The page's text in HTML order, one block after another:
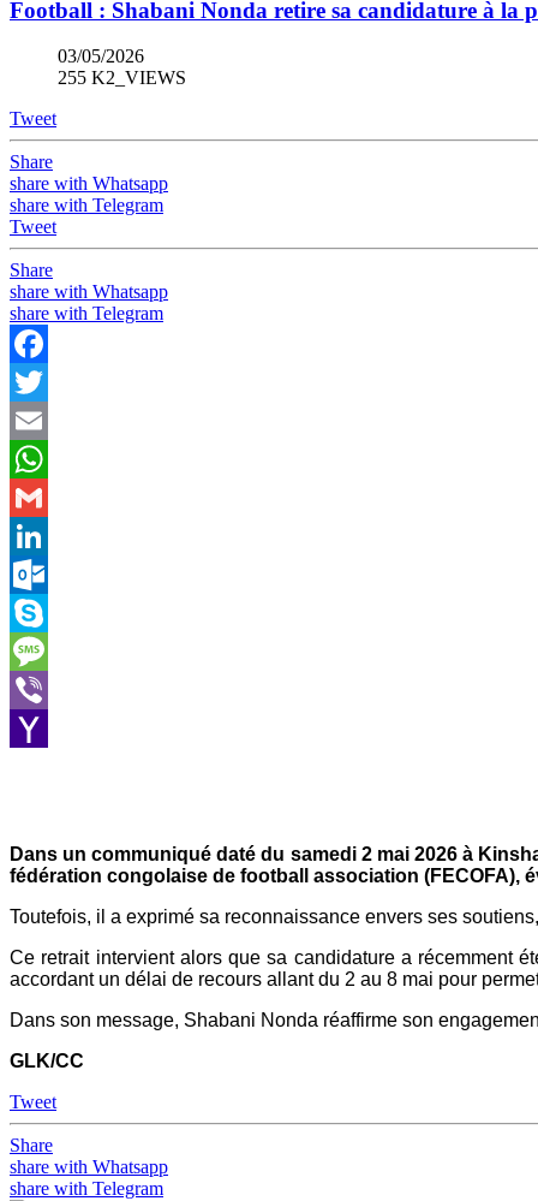
Football : Shabani Nonda retire sa candidature à la
03/05/2026
255 K2_VIEWS
Tweet
Share
share with Whatsapp
share with Telegram
Tweet
Share
share with Whatsapp
share with Telegram
Facebook
Twitter
Email
WhatsApp
Gmail
LinkedIn
Outlook.com
Skype
Message
Viber
Dans un communiqué daté du samedi 2 mai 2026 à
fédération congolaise de football association (FECOFA),
Toutefois, il a exprimé sa reconnaissance envers ses
Ce retrait intervient alors que sa candidature a récemment
accordant un délai de recours allant du 2 au 8 mai pour
Dans son message, Shabani Nonda réaffirme son
GLK/CC
Tweet
Share
share with Whatsapp
share with Telegram